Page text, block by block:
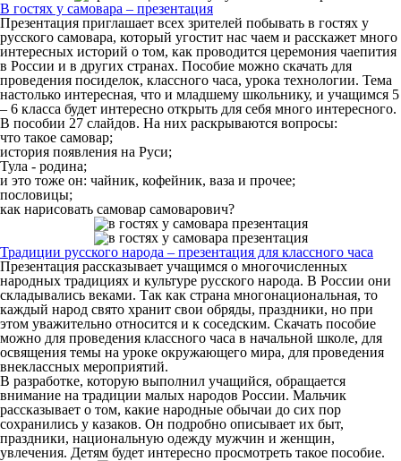
В гостях у самовара – презентация
Презентация приглашает всех зрителей побывать в гостях у
русского самовара, который угостит нас чаем и расскажет много
интересных историй о том, как проводится церемония чаепития
в России и в других странах. Пособие можно скачать для
проведения посиделок, классного часа, урока технологии. Тема
настолько интересная, что и младшему школьнику, и учащимся 5
– 6 класса будет интересно открыть для себя много интересного.
В пособии 27 слайдов. На них раскрываются вопросы:
что такое самовар;
история появления на Руси;
Тула - родина;
и это тоже он: чайник, кофейник, ваза и прочее;
пословицы;
как нарисовать самовар самоварович?
Традиции русского народа – презентация для классного часа
Презентация рассказывает учащимся о многочисленных
народных традициях и культуре русского народа. В России они
складывались веками. Так как страна многонациональная, то
каждый народ свято хранит свои обряды, праздники, но при
этом уважительно относится и к соседским. Скачать пособие
можно для проведения классного часа в начальной школе, для
освящения темы на уроке окружающего мира, для проведения
внеклассных мероприятий.
В разработке, которую выполнил учащийся, обращается
внимание на традиции малых народов России. Мальчик
рассказывает о том, какие народные обычаи до сих пор
сохранились у казаков. Он подробно описывает их быт,
праздники, национальную одежду мужчин и женщин,
увлечения. Детям будет интересно просмотреть такое пособие.